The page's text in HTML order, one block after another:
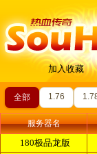
加入收藏